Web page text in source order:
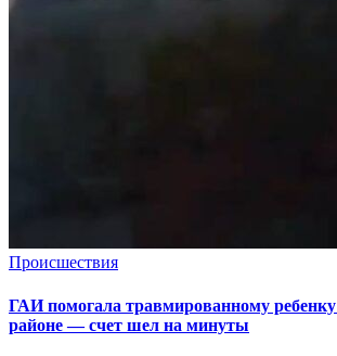
Происшествия
ГАИ помогала травмированному
районе — счет шел на минуты